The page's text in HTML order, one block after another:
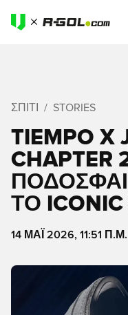
ΣΠΊΤΙ STORIES
TIEMPO X
CHAPTER
ΤΟ ICONIC
14 ΜΑΪ́ 2026, 11:51 Π.Μ.